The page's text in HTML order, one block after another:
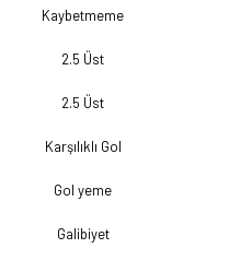
Kaybetmeme
2.5 Üst
2.5 Üst
Karşılıklı Gol
Gol yeme
Galibiyet